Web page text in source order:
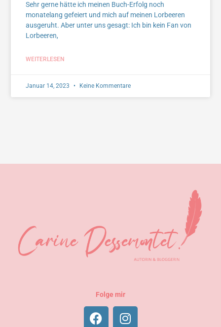
Sehr gerne hätte ich meinen Buch-Erfolg noch
monatelang gefeiert und mich auf meinen Lorbeeren
ausgeruht. Aber unter uns gesagt: Ich bin kein Fan von
Lorbeeren,
WEITERLESEN
Januar 14, 2023 Keine Kommentare
Folge mir